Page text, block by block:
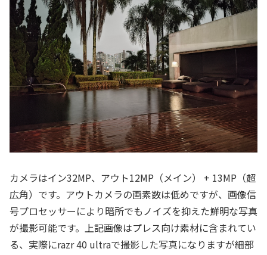
カメラはイン32MP、アウト12MP（メイン） + 13MP（超
広角）です。アウトカメラの画素数は低めですが、画像信
号プロセッサーにより暗所でもノイズを抑えた鮮明な写真
が撮影可能です。上記画像はプレス向け素材に含まれてい
る、実際にrazr 40 ultraで撮影した写真になりますが細部